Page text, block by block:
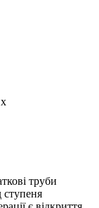
труби
ступеня